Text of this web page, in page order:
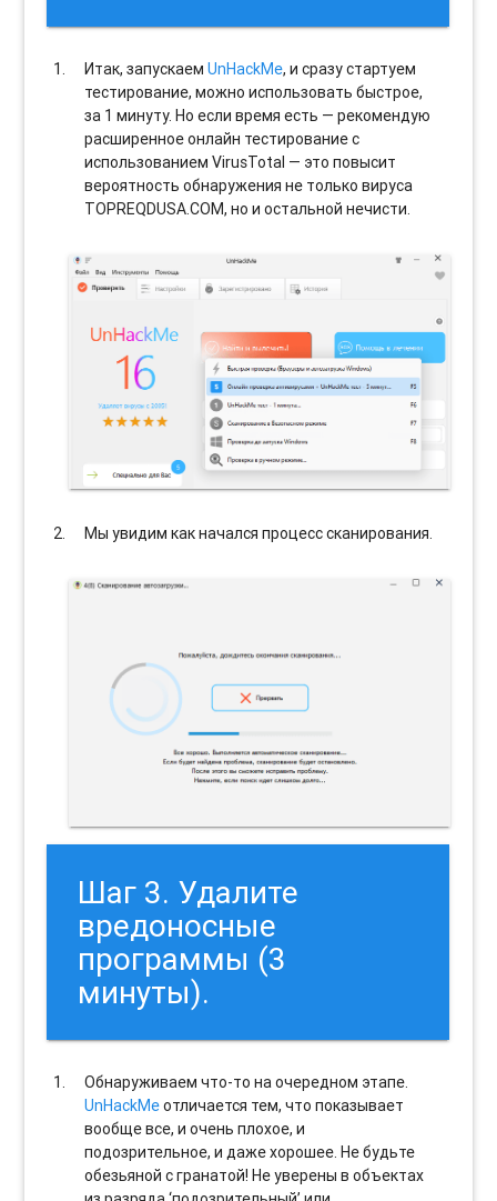
Итак, запускаемUnHackMe, и сразу стартуем
тестирование, можно использовать быстрое,
за 1 минуту. Но если время есть — рекомендую
расширенное онлайн тестирование с
использованием VirusTotal — это повысит
вероятность обнаружения не только вируса
TOPREQDUSA.COM, но и остальной нечисти.
Мы увидим как начался процесс сканирования.
Шаг 3. Удалите
вредоносные
программы (3
минуты).
Обнаруживаем что-то на очередном этапе.
UnHackMeотличается тем, что показывает
вообще все, и очень плохое, и
подозрительное, и даже хорошее. Не будьте
обезьяной с гранатой! Не уверены в объектах